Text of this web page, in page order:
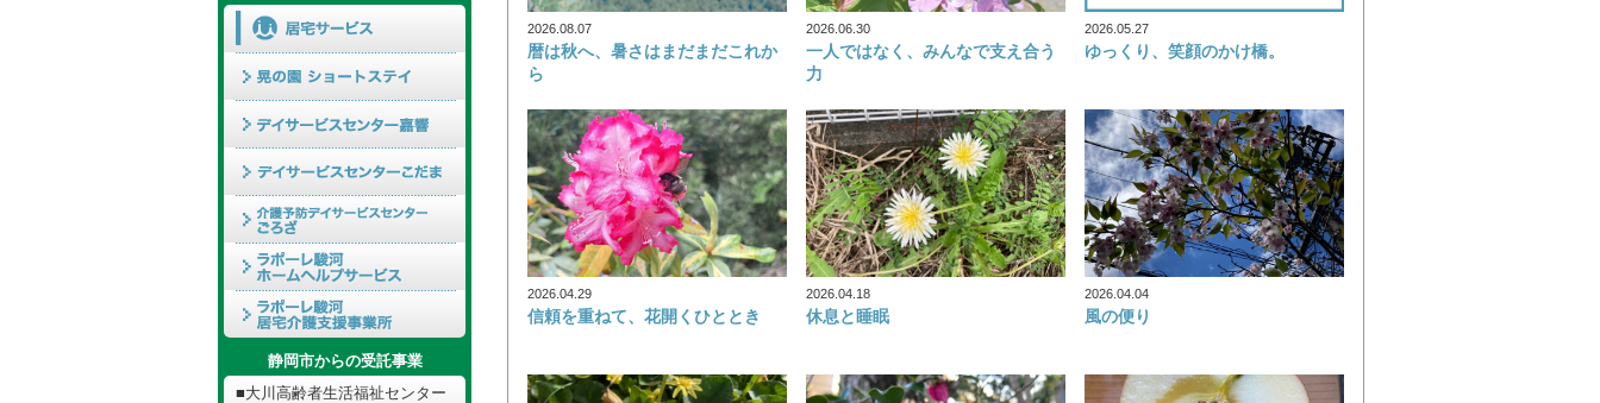
静岡市からの受託事業
■大川高齢者生活福祉センター
2026.08.07
暦は秋へ、暑さはまだまだこれか
ら
2026.06.30
一人ではなく、みんなで支え合う
力
2026.05.27
ゆっくり、笑顔のかけ橋。
2026.04.29
信頼を重ねて、花開くひととき
2026.04.18
休息と睡眠
2026.04.04
風の便り